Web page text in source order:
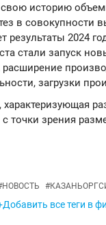
историю
в совокупности
результаты 2024
стали запуск
загрузки
характеризующая
точки зрения
НОВОСТЬ #
все теги в